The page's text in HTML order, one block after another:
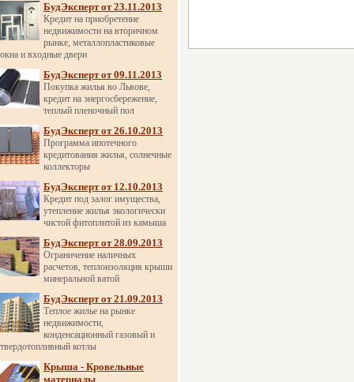
БудЭксперт от 23.11.2013
Кредит на приобретение
недвижимости на вторичном
рынке, металлопластиковые
окна и входные двери
БудЭксперт от 09.11.2013
Покупка жилья во Львове,
кредит на энергосбережение,
теплый пленочный пол
БудЭксперт от 26.10.2013
Программа ипотечного
кредитования жилья, солнечные
коллекторы
БудЭксперт от 12.10.2013
Кредит под залог имущества,
утепление жилья экологически
чистой фитоплитой из камыша
БудЭксперт от 28.09.2013
Ограничение наличных
расчетов, теплоизоляция крыши
минеральной ватой
БудЭксперт от 21.09.2013
Теплое жилье на рынке
недвижимости,
конденсационный газовый и
твердотопливный котлы
Крыша - Кровельные
материалы